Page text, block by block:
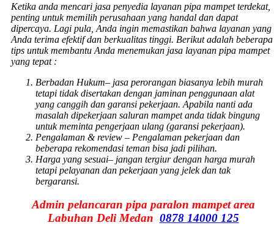
Ketika anda mencari jasa penyedia layanan pipa mampet terdekat,
penting untuk memilih perusahaan yang handal dan dapat
dipercaya. Lagi pula, Anda ingin memastikan bahwa layanan yang
Anda terima efektif dan berkualitas tinggi. Berikut adalah beberapa
tips untuk membantu Anda menemukan jasa layanan pipa mampet
yang tepat :
Berbadan Hukum– jasa perorangan biasanya lebih murah
tetapi tidak disertakan dengan jaminan penggunaan alat
yang canggih dan garansi pekerjaan. Apabila nanti ada
masalah dipekerjaan saluran mampet anda tidak bingung
untuk meminta pengerjaan ulang (garansi pekerjaan).
Pengalaman & review – Pengalaman pekerjaan dan
beberapa rekomendasi teman bisa jadi pilihan.
Harga yang sesuai– jangan tergiur dengan harga murah
tetapi pelayanan dan pekerjaan yang jelek dan tak
bergaransi.
Admin pelancaran pipa paralon mampet area
Labuhan Deli Medan 0878 14000 125